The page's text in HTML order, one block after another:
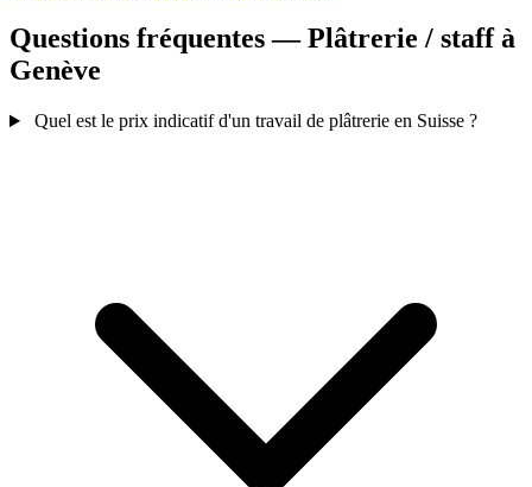
Questions fréquentes — Plâtrerie / staff à
Genève
Quel est le prix indicatif d'un travail de plâtrerie en Suisse ?